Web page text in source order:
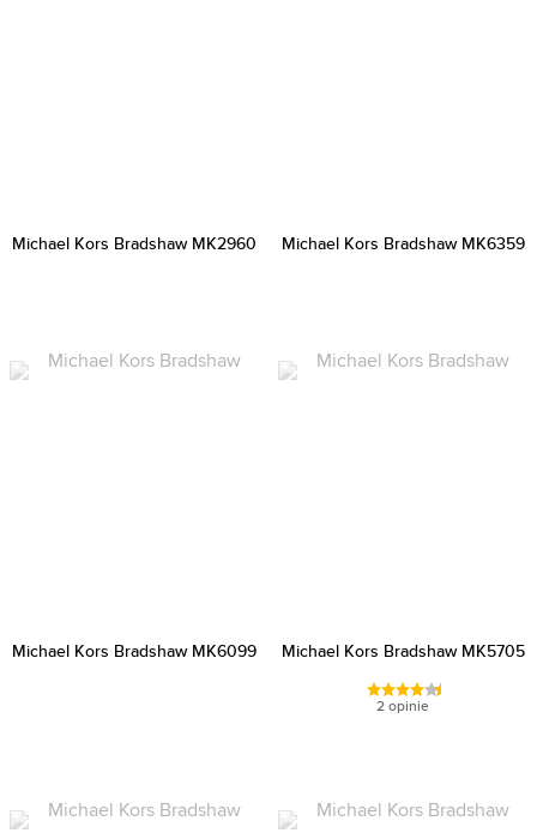
Michael Kors Bradshaw MK2960 Michael Kors Bradshaw MK6359
Michael Kors Bradshaw MK6099 Michael Kors Bradshaw MK5705
2 opinie